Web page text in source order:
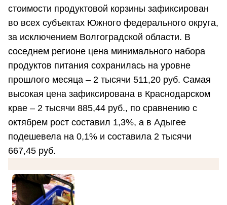
стоимости продуктовой корзины зафиксирован
во всех субъектах Южного федерального округа,
за исключением Волгоградской области. В
соседнем регионе цена минимального набора
продуктов питания сохранилась на уровне
прошлого месяца – 2 тысячи 511,20 руб. Самая
высокая цена зафиксирована в Краснодарском
крае – 2 тысячи 885,44 руб., по сравнению с
октябрем рост составил 1,3%, а в Адыгее
подешевела на 0,1% и составила 2 тысячи
667,45 руб.